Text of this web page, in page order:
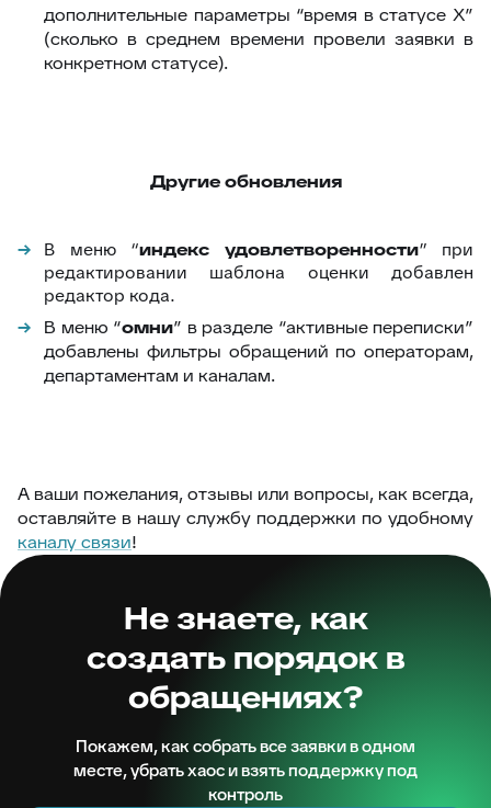
дополнительные параметры “время в статусе X”
(сколько в среднем времени провели заявки в
конкретном статусе).
Другие обновления
В меню “индекс удовлетворенности” при
редактировании шаблона оценки добавлен
редактор кода.
В меню “омни” в разделе “активные переписки”
добавлены фильтры обращений по операторам,
департаментам и каналам.
А ваши пожелания, отзывы или вопросы, как всегда,
оставляйте в нашу службу поддержки по удобному
каналу связи!
Не знаете, как
создать порядок в
обращениях?
Покажем, как собрать все заявки в одном
месте, убрать хаос и взять поддержку под
контроль